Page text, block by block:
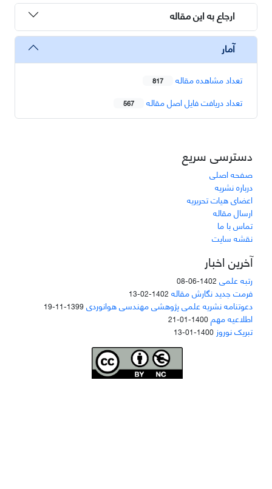
ارجاع به این مقاله
آمار
تعداد مشاهده مقاله 817
تعداد دریافت فایل اصل مقاله 567
دسترسی سریع
صفحه اصلی
درباره نشریه
اعضای هیات تحریریه
ارسال مقاله
تماس با ما
نقشه سایت
آخرین اخبار
رتبه علمی 1402-06-08
فرمت جدید نگارش مقاله 1402-02-13
دعوتنامه نشریه علمی پژوهشی مهندسی هوانوردی1399-11-19
اطلاعیه مهم1400-01-21
تبریک نوروز 1400-01-13